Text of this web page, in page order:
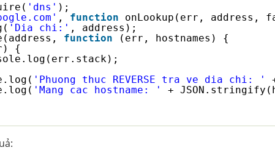
'dns' );
, function
onLookup(err, address,
'Dia chi:' , address);
function
(err, hostnames) {
{
'Phuong thuc REVERSE tra ve dia chi: '
'Mang cac hostname: '
+